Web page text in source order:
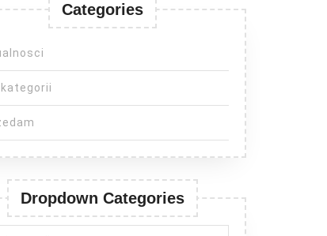
Categories
kategorii
Dropdown Categories